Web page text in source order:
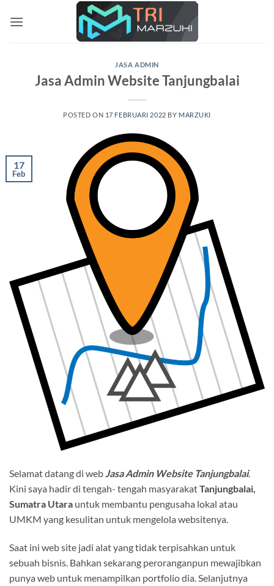
JASA ADMIN
Jasa Admin Website Tanjungbalai
POSTED ON 17 FEBRUARI 2022 BY MARZUKI
17
Feb
Selamat datang di webJasa Admin Website Tanjungbalai.
Kini saya hadir di tengah- tengah masyarakatTanjungbalai,
Sumatra Utara untuk membantu pengusaha lokal atau
UMKM yang kesulitan untuk mengelola websitenya.
Saat ini web site jadi alat yang tidak terpisahkan untuk
sebuah bisnis. Bahkan sekarang peroranganpun mewajibkan
punya web untuk menampilkan portfolio dia. Selanjutnya